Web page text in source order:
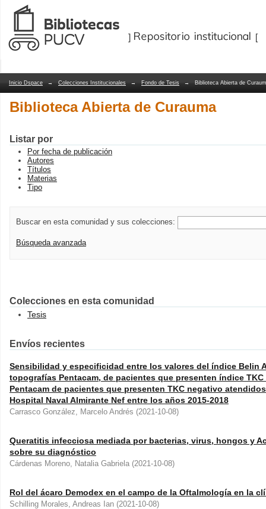
Biblioteca Abierta de Curauma
Repositorio Dspace/Manakin
Inicio Dspace → Colecciones Institucionales → Fondo de Tesis → Biblioteca Abierta de
Biblioteca Abierta de Curauma
Listar por
Por fecha de publicación
Autores
Títulos
Materias
Tipo
Buscar en esta comunidad y sus colecciones:
Búsqueda avanzada
Colecciones en esta comunidad
Tesis
Envíos recientes
Sensibilidad y especificidad entre los valores del índice Belin
topografías Pentacam, de pacientes que presenten índice
Pentacam de pacientes que presenten TKC negativo
Hospital Naval Almirante Nef entre los años 2015-2018
Carrasco González, Marcelo Andrés (2021-10-08)
Queratitis infecciosa mediada por bacterias, virus, hongos y
sobre su diagnóstico
Cárdenas Moreno, Natalia Gabriela (2021-10-08)
Rol del ácaro Demodex en el campo de la Oftalmología en la
Schilling Morales, Andreas Ian (2021-10-08)